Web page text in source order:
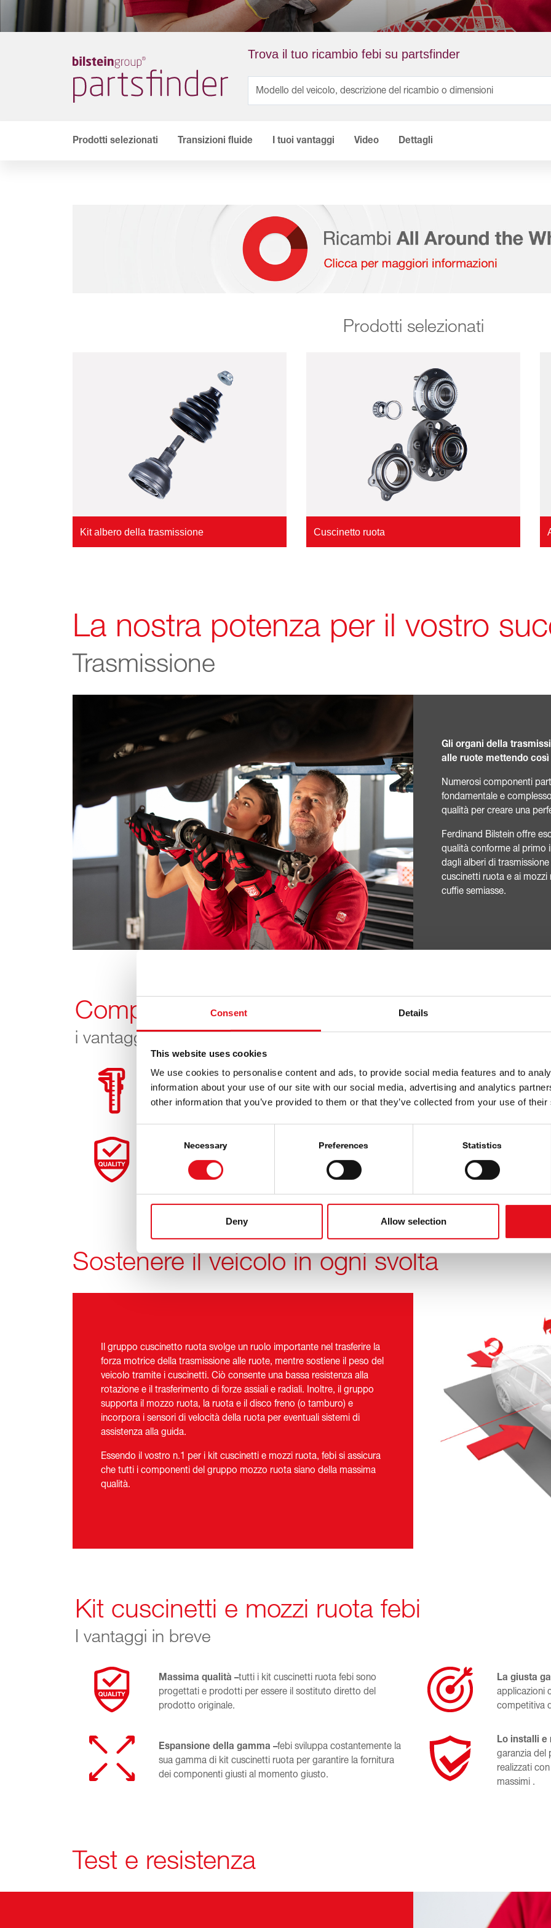
Consent Details
This website uses cookies
We use cookies to personalise content and ads, to provide social media features and to
information about your use of our site with our social media, advertising and analytics
other information that you’ve provided to them or that they’ve collected from your use of
Necessary Preferences Statistics
Deny Allow selection
Trova il tuo ricambio febi su partsfinder
Prodotti selezionati Transizioni fluide I tuoi vantaggi Video Dettagli
Prodotti selezionati
Kit albero della trasmissione Cuscinetto ruota
La nostra potenza per il vostro
Trasmissione
Gli organi della
alle ruote mettendo
Numerosi componenti
fondamentale e
qualità per creare una
Ferdinand Bilstein offre
qualità conforme al primo
dagli alberi di
cuscinetti ruota e ai mozzi
cuffie semiasse.
Componenti febi della trasmissione
i vantaggi in breve
Precisione e accuratezza
di esecuzione
Rigorosi standard di qualità
Elevata
case
Sostenere il veicolo in ogni svolta
Il gruppo cuscinetto ruota svolge un ruolo importante nel trasferire la
forza motrice della trasmissione alle ruote, mentre sostiene il peso del
veicolo tramite i cuscinetti. Ciò consente una bassa resistenza alla
rotazione e il trasferimento di forze assiali e radiali. Inoltre, il gruppo
supporta il mozzo ruota, la ruota e il disco freno (o tamburo) e
incorpora i sensori di velocità della ruota per eventuali sistemi di
assistenza alla guida.
Essendo il vostro n.1 per i kit cuscinetti e mozzi ruota, febi si assicura
che tutti i componenti del gruppo mozzo ruota siano della massima
qualità.
Kit cuscinetti e mozzi ruota febi
I vantaggi in breve
Massima qualità –tutti i kit cuscinetti ruota febi sono
progettati e prodotti per essere il sostituto diretto del
prodotto originale.
Espansione della gamma –febi sviluppa costantemente la
sua gamma di kit cuscinetti ruota per garantire la fornitura
dei componenti giusti al momento giusto.
La giusta
applicazioni
competitiva
Lo installi e
garanzia del
realizzati
massimi .
Test e resistenza